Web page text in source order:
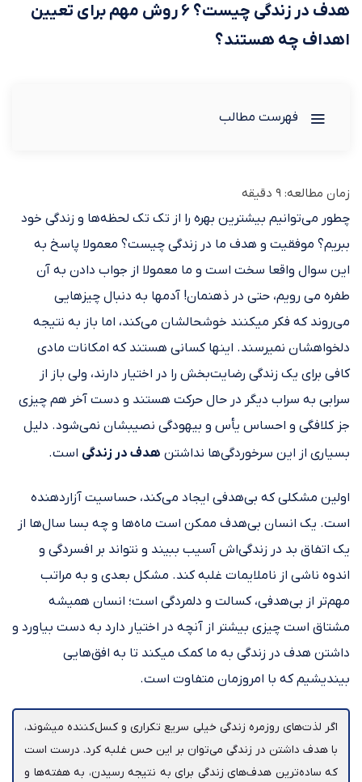
هدف در زندگی چیست؟ ۶ روش مهم برای تعیین
اهداف چه هستند؟
فهرست مطالب
زمان مطالعه: 9 دقیقه
چطور می‌توانیم بیشترین بهره را از تک تک لحظه‌ها و زندگی خود
ببریم؟ موفقیت و هدف ما در زندگی چیست؟ معمولا پاسخ به
این سوال واقعا سخت است و ما معمولا از جواب دادن به آن
طفره می رویم، حتی در ذهنمان! آدم‎ها به دنبال چیزهایی
دلخواهشان نمی‎رسند. این‎ها کسانی هستند که امکانات مادی
کافی برای یک زندگی رضایت‎‌بخش را در اختیار دارند، ولی باز از
سرابی به سراب دیگر در حال حرکت هستند و دست‌ آخر هم چیزی
جز کلافگی و احساس یأس و بیهودگی نصیبشان نمی‌شود. دلیل
بسیاری از این سرخوردگی‎‌ها نداشتن
هدف در زندگی است.
اولین مشکلی که بی‎‌هدفی ایجاد می‌‎کند، حساسیت آزاردهنده
است. یک انسان بی‌‎هدف ممکن است ماه‌‎ها و چه بسا سال‌‎ها از
یک اتفاق بد در زندگی‎‌اش آسیب ببیند و نتواند بر افسردگی و
اندوه ناشی از ناملایمات غلبه کند. مشکل بعدی و به مراتب
مهم‌تر از بی‌هدفی، کسالت و دل‎مردگی ‎است؛ انسان همیشه
مشتاق است چیزی بیشتر از آن‎چه در اختیار دارد به دست بیاورد و
داشتن هدف در زندگی به ما کمک می‎کند تا به افق‌هایی
بیندیشیم که با امروزمان متفاوت است.
اگر لذت‎‌های روزمره زندگی خیلی سریع تکراری و کسل‌کننده می‎شوند،
با هدف داشتن در زندگی می‌توان بر این حس غلبه کرد. درست است
که ساده‌‎ترین هدف‌‎های زندگی برای به نتیجه رسیدن، به هفته‎‌ها و